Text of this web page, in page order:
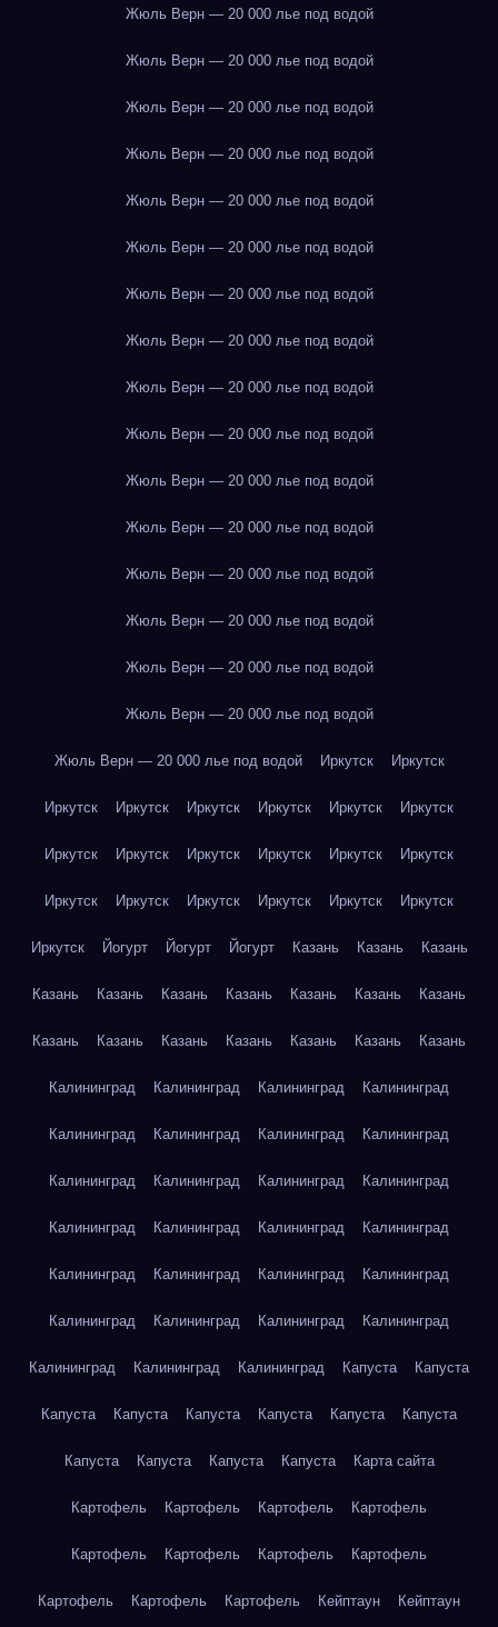
Жюль Верн — 20 000 лье под водой
Жюль Верн — 20 000 лье под водой
Жюль Верн — 20 000 лье под водой
Жюль Верн — 20 000 лье под водой
Жюль Верн — 20 000 лье под водой
Жюль Верн — 20 000 лье под водой
Жюль Верн — 20 000 лье под водой
Жюль Верн — 20 000 лье под водой
Жюль Верн — 20 000 лье под водой
Жюль Верн — 20 000 лье под водой
Жюль Верн — 20 000 лье под водой
Жюль Верн — 20 000 лье под водой
Жюль Верн — 20 000 лье под водой
Жюль Верн — 20 000 лье под водой
Жюль Верн — 20 000 лье под водой
Жюль Верн — 20 000 лье под водой
Жюль Верн — 20 000 лье под водой Иркутск Иркутск
Иркутск Иркутск Иркутск Иркутск Иркутск Иркутск
Иркутск Иркутск Иркутск Иркутск Иркутск Иркутск
Иркутск Иркутск Иркутск Иркутск Иркутск Иркутск
Иркутск Йогурт Йогурт Йогурт Казань Казань Казань
Казань Казань Казань Казань Казань Казань Казань
Казань Казань Казань Казань Казань Казань Казань
Калининград Калининград Калининград Калининград
Калининград Калининград Калининград Калининград
Калининград Калининград Калининград Калининград
Калининград Калининград Калининград Калининград
Калининград Калининград Калининград Калининград
Калининград Калининград Калининград Калининград
Калининград Калининград Калининград Капуста Капуста
Капуста Капуста Капуста Капуста Капуста Капуста
Капуста Капуста Капуста Капуста Карта сайта
Картофель Картофель Картофель Картофель
Картофель Картофель Картофель Картофель
Картофель Картофель Картофель Кейптаун Кейптаун